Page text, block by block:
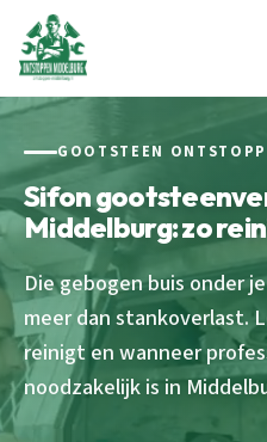
GOOTSTEEN
Sifon
Middelburg: zo
Die gebogen buis onder
meer dan stankoverlast.
reinigt en wanneer
noodzakelijk is in